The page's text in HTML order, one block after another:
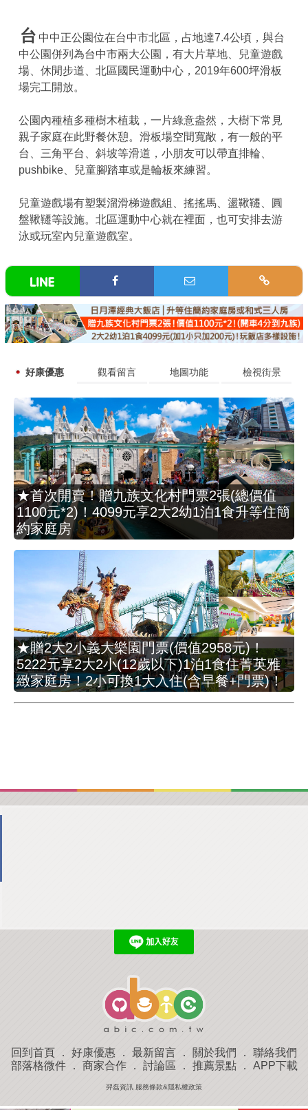
台 中中正公園位在台中市北區，占地達7.4公頃，與台
中公園併列為台中市兩大公園，有大片草地、兒童遊戲
場、休閒步道、北區國民運動中心，2019年600坪滑板
場完工開放。
公園內種植多種樹木植栽，一片綠意盎然，大樹下常見
親子家庭在此野餐休憩。滑板場空間寬敞，有一般的平
台、三角平台、斜坡等滑道，小朋友可以帶直排輪、
pushbike、兒童腳踏車或是輪板來練習。
兒童遊戲場有塑製溜滑梯遊戲組、搖搖馬、盪鞦韆、圓
盤鞦韆等設施。北區運動中心就在裡面，也可安排去游
泳或玩室內兒童遊戲室。
好康優惠 觀看留言 地圖功能 檢視街景
★首次開賣！贈九族文化村門票2張(總價值
1100元*2)！4099元享2大2幼1泊1食升等住簡
約家庭房
★贈2大2小義大樂園門票(價值2958元)！
5222元享2大2小(12歲以下)1泊1食住菁英雅
緻家庭房！2小可換1大入住(含早餐+門票)！
回到首頁 ． 好康優惠 ． 最新留言 ． 關於我們 ． 聯絡我們
部落格微件． 商家合作． 討論區 ． 推薦景點． APP下載
羿磊資訊 服務條款&隱私權政策